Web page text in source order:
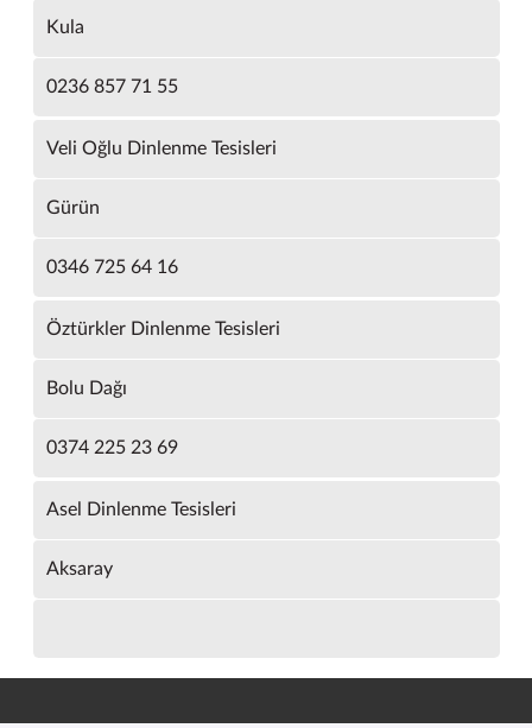
Kula
0236 857 71 55
Veli Oğlu Dinlenme Tesisleri
Gürün
0346 725 64 16
Öztürkler Dinlenme Tesisleri
Bolu Dağı
0374 225 23 69
Asel Dinlenme Tesisleri
Aksaray